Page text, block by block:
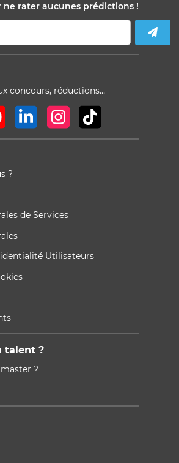
ne rater aucunes prédictions !
concours, réductions…
?
de Services
Utilisateurs
talent ?
?